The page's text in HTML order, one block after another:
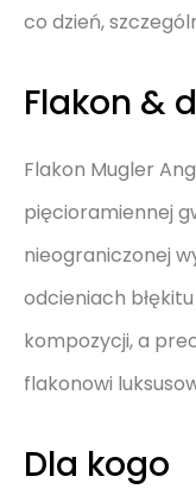
co dzień,
Flakon &
Flakon Mugler
pięcioramiennej
nieograniczonej
odcieniach
kompozycji, a
flakonowi
Dla kogo